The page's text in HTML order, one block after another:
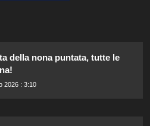
della nona puntata, tutte le
2026 : 3:10